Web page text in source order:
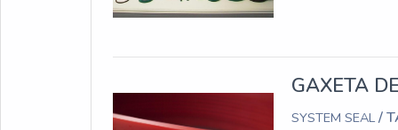
GAXETA
SYSTEM SEAL/